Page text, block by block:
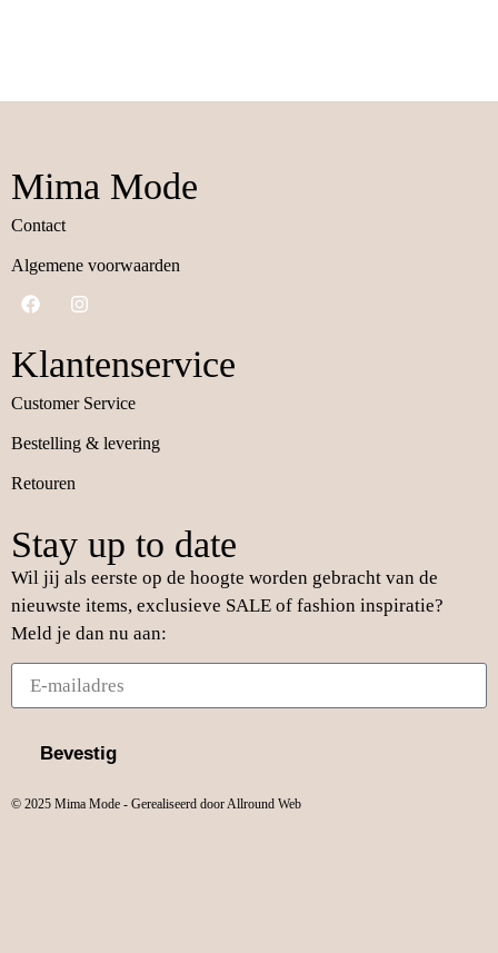
Mima Mode
Contact
Algemene voorwaarden
Klantenservice
Customer Service
Bestelling & levering
Retouren
Stay up to date
Wil jij als eerste op de hoogte worden gebracht van de
nieuwste items, exclusieve SALE of fashion inspiratie?
Meld je dan nu aan:
Bevestig
© 2025 Mima Mode - Gerealiseerd door Allround Web